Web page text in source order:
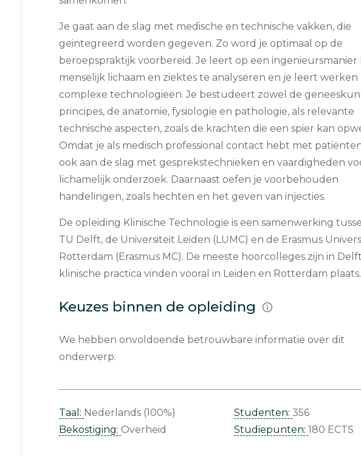
Je gaat aan de slag met medische en technische vakken, die
geintegreerd worden gegeven. Zo word je optimaal op de
beroepspraktijk voorbereid. Je leert op een ingenieursmanier
menselijk lichaam en ziektes te analyseren en je leert werken
complexe technologieën. Je bestudeert zowel de
principes, de anatomie, fysiologie en pathologie, als relevante
technische aspecten, zoals de krachten die een spier kan
Omdat je als medisch professional contact hebt met
ook aan de slag met gesprekstechnieken en vaardigheden
lichamelijk onderzoek. Daarnaast oefen je voorbehouden
handelingen, zoals hechten en het geven van injecties.
De opleiding Klinische Technologie is een samenwerking
TU Delft, de Universiteit Leiden (LUMC) en de Erasmus
Rotterdam (Erasmus MC). De meeste hoorcolleges zijn in
klinische practica vinden vooral in Leiden en Rotterdam plaats.
Keuzes binnen de opleiding
We hebben onvoldoende betrouwbare informatie over dit
onderwerp.
Taal: Nederlands (100%)
Bekostiging: Overheid
Studenten: 356
Studiepunten: 180 ECTS